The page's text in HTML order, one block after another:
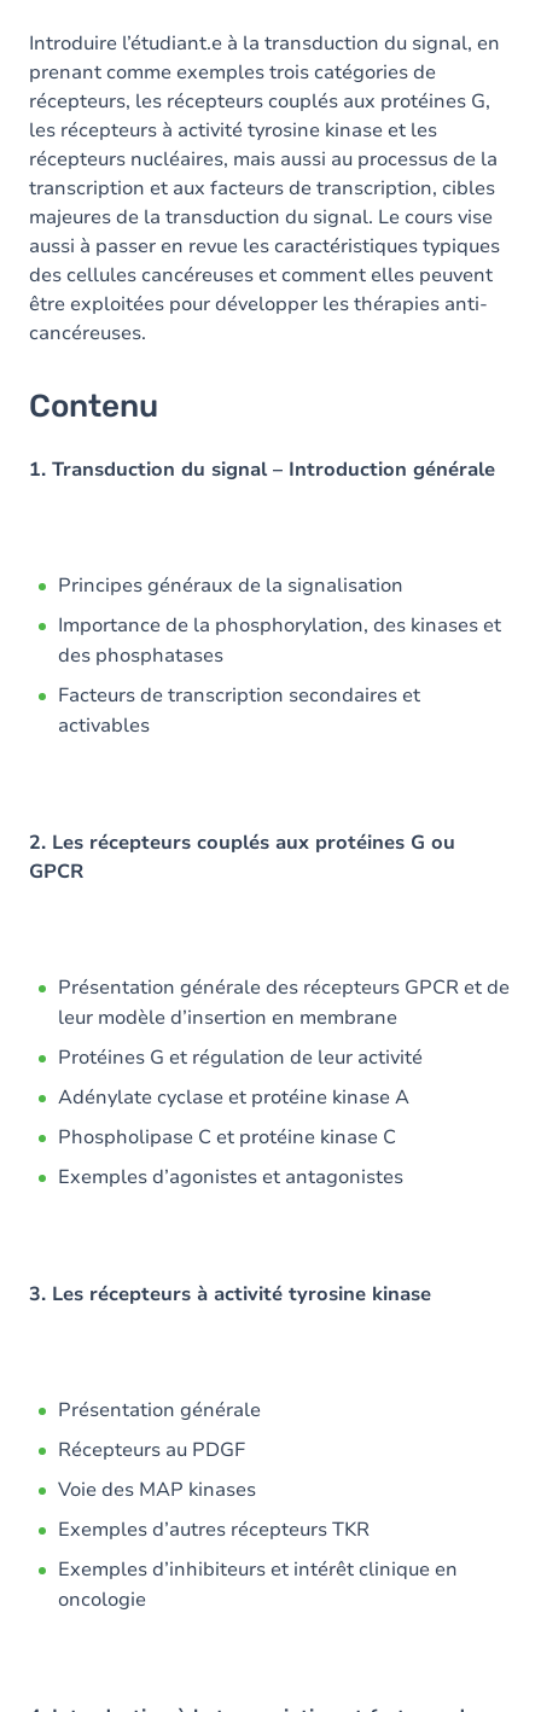
Introduire l’étudiant.e à la transduction du signal, en
prenant comme exemples trois catégories de
récepteurs, les récepteurs couplés aux protéines G,
les récepteurs à activité tyrosine kinase et les
récepteurs nucléaires, mais aussi au processus de la
transcription et aux facteurs de transcription, cibles
majeures de la transduction du signal. Le cours vise
aussi à passer en revue les caractéristiques typiques
des cellules cancéreuses et comment elles peuvent
être exploitées pour développer les thérapies anti-
cancéreuses.
Contenu
1. Transduction du signal – Introduction générale
Principes généraux de la signalisation
Importance de la phosphorylation, des kinases et
des phosphatases
Facteurs de transcription secondaires et
activables
2. Les récepteurs couplés aux protéines G ou
GPCR
Présentation générale des récepteurs GPCR et de
leur modèle d’insertion en membrane
Protéines G et régulation de leur activité
Adénylate cyclase et protéine kinase A
Phospholipase C et protéine kinase C
Exemples d’agonistes et antagonistes
3. Les récepteurs à activité tyrosine kinase
Présentation générale
Récepteurs au PDGF
Voie des MAP kinases
Exemples d’autres récepteurs TKR
Exemples d’inhibiteurs et intérêt clinique en
oncologie